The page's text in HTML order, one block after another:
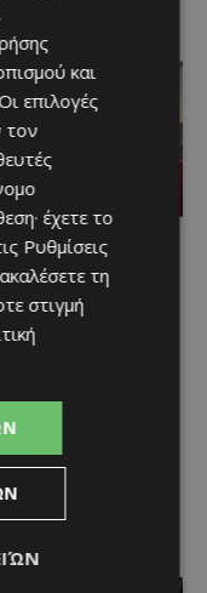
ΕΝΗΜΕΡΩΜΈΝΟΙ
είναι ο
συνεργάτης του
ανακοινώνει μια
Φεστιβάλ
της Βενετίας
και
επιλογές
τον
έχετε το
Ρυθμίσεις
τη
στιγμή